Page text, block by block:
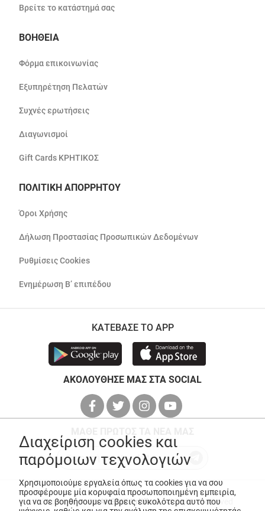
Βρείτε το κατάστημά σας
ΒΟΗΘΕΙΑ
Φόρμα επικοινωνίας
Εξυπηρέτηση Πελατών
Συχνές ερωτήσεις
Διαγωνισμοί
Gift Cards ΚΡΗΤΙΚΟΣ
ΠΟΛΙΤΙΚΗ ΑΠΟΡΡΗΤΟΥ
Όροι Χρήσης
Δήλωση Προστασίας Προσωπικών Δεδομένων
Ρυθμίσεις Cookies
Ενημέρωση Β’ επιπέδου
ΚΑΤΕΒΑΣΕ ΤΟ APP
ΑΚΟΛΟΥΘΗΣΕ ΜΑΣ ΣΤΑ SOCIAL
© Copyright 2026ANEDIK Kritikos. All Rights Reserved
Διαχείριση cookies και
παρόμοιων τεχνολογιών
Χρησιμοποιούμε εργαλεία όπως τα cookies για να σου
προσφέρουμε μία κορυφαία προσωποποιημένη εμπειρία,
για να σε βοηθήσουμε να βρεις ευκολότερα αυτό που